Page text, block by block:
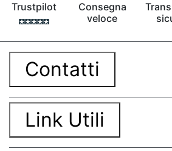
Trustpilot
Consegna
veloce
Contatti
Link Utili